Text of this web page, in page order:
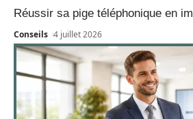
Réussir sa pige téléphonique en
Conseils 4 juillet 2026